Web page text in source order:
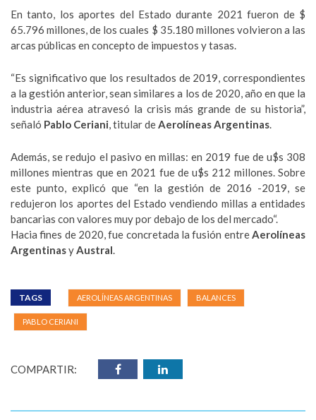
En tanto, los aportes del Estado durante 2021 fueron de $
65.796 millones, de los cuales $ 35.180 millones volvieron a las
arcas públicas en concepto de impuestos y tasas.
“Es significativo que los resultados de 2019, correspondientes
a la gestión anterior, sean similares a los de 2020, año en que la
industria aérea atravesó la crisis más grande de su historia”,
señaló Pablo Ceriani, titular deAerolíneas Argentinas.
Además, se redujo el pasivo en millas: en 2019 fue de u$s 308
millones mientras que en 2021 fue de u$s 212 millones. Sobre
este punto, explicó que “en la gestión de 2016 -2019, se
redujeron los aportes del Estado vendiendo millas a entidades
bancarias con valores muy por debajo de los del mercado“.
Hacia fines de 2020, fue concretada la fusión entreAerolíneas
ArgentinasyAustral.
TAGS AEROLÍNEAS ARGENTINAS BALANCES
PABLO CERIANI
COMPARTIR: